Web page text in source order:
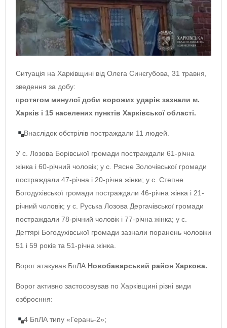
Ситуація на Харківщині від Олега Синєгубова, 31 травня,
зведення за добу:
протягом минулої доби ворожих ударів зазнали м.
Харків і 15 населених пунктів Харківської області.
Внаслідок обстрілів постраждали 11 людей.
У с. Лозова Борівської громади постраждали 61-річна
жінка і 60-річний чоловік; у с. Рясне Золочівської громади
постраждали 47-річна і 20-річна жінки; у с. Степне
Богодухівської громади постраждали 46-річна жінка і 21-
річний чоловік; у с. Руська Лозова Дергачівської громади
постраждали 78-річний чоловік і 77-річна жінка; у с.
Дегтярі Богодухівської громади зазнали поранень чоловіки
51 і 59 років та 51-річна жінка.
Ворог атакував БпЛА Новобаварський район Харкова.
Ворог активно застосовував по Харківщині різні види
озброєння:
4 БпЛА типу «Герань-2»;